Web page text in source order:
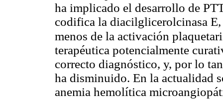
ha implicado el desarrollo de
codifica la diacilglicerolcinasa
menos de la activación
terapéutica potencialmente
correcto diagnóstico, y, por lo
ha disminuido. En la actualidad
anemia hemolítica